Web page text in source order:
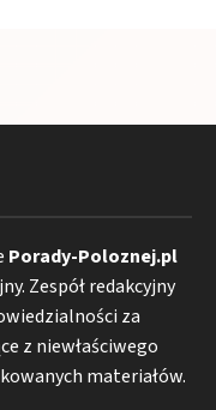
Porady-Poloznej.pl
Zespół redakcyjny
za
z niewłaściwego
materiałów.